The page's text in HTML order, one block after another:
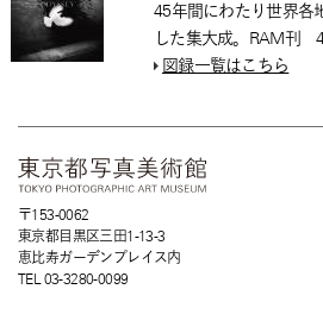
45年間にわたり世界各
した集大成。RAM刊
図録一覧はこちら
〒153-0062
東京都目黒区三田1-13-3
恵比寿ガーデンプレイス内
TEL 03-3280-0099